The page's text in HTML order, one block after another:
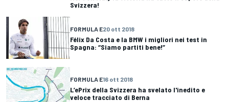
Svizzera!
FORMULA E20 ott 2018
Félix Da Costa e la BMW i migliori nei test in
Spagna: “Siamo partiti bene!”
FORMULA E16 ott 2018
L’ePrix della Svizzera ha svelato l'inedito e
veloce tracciato di Berna